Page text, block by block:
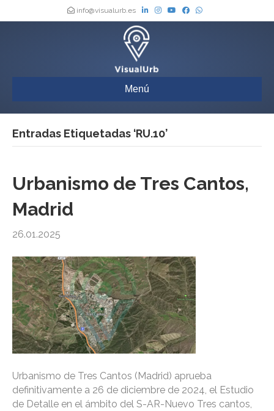
info@visualurb.es
Menú
Entradas Etiquetadas ‘RU.10’
Urbanismo de Tres Cantos,
Madrid
26.01.2025
Urbanismo de Tres Cantos (Madrid) aprueba
definitivamente a 26 de diciembre de 2024, el Estudio
de Detalle en el ámbito del S-AR-Nuevo Tres cantos,